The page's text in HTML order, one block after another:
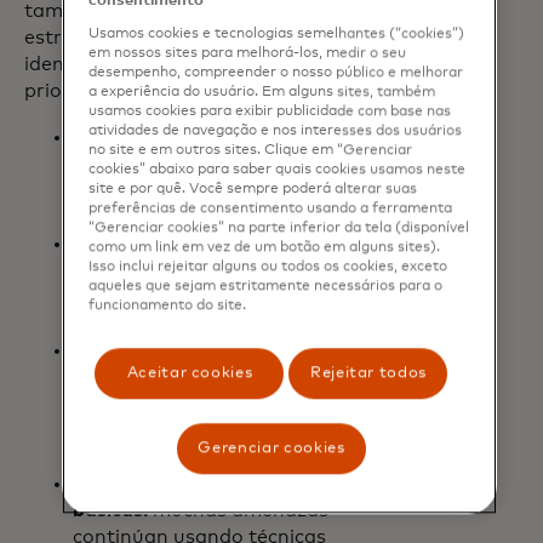
también a proveedores y aliados
estratégicos. En este marco, Mastercard
identifica cuatro líneas de acción
prioritarias:
Visibilidad de los riesgos:detectar
vulnerabilidades no solo internas,
sino a lo largo de toda la cadena de
suministro.
Planes de respuesta
efectivos:capacitar a los equipos
mediante simulaciones y protocolos
Adopción de nuevas tecnologías con
enfoque preventivo:
evaluar cómo
podrían ser explotadas por actores
maliciosos antes de
implementarlas.
básicas:muchas amenazas
continúan usando técnicas
Usamos cookies e tecnologias semelhantes (“cookies”)
em nossos sites para melhorá-los, medir o seu
desempenho, compreender o nosso público e melhorar
a experiência do usuário. Em alguns sites, também
usamos cookies para exibir publicidade com base nas
atividades de navegação e nos interesses dos usuários
no site e em outros sites. Clique em “Gerenciar
cookies” abaixo para saber quais cookies usamos neste
site e por quê. Você sempre poderá alterar suas
preferências de consentimento usando a ferramenta
“Gerenciar cookies” na parte inferior da tela (disponível
como um link em vez de um botão em alguns sites).
Isso inclui rejeitar alguns ou todos os cookies, exceto
aqueles que sejam estritamente necessários para o
funcionamento do site.
Aceitar cookies Rejeitar todos
Gerenciar cookies